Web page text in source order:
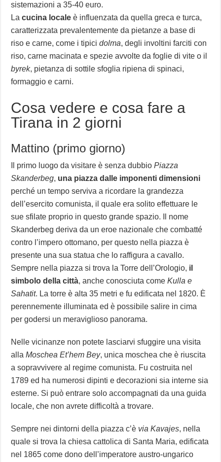
sistemazioni a 35-40 euro.
Lacucina locale è influenzata da quella greca e turca,
caratterizzata prevalentemente da pietanze a base di
riso e carne, come i tipicidolma, degli involtini farciti con
riso, carne macinata e spezie avvolte da foglie di vite o il
byrek, pietanza di sottile sfoglia ripiena di spinaci,
formaggio e carni.
Cosa vedere e cosa fare a
Tirana in 2 giorni
Mattino (primo giorno)
Il primo luogo da visitare è senza dubbioPiazza
Skanderbeg, una piazza dalle imponenti dimensioni
perché un tempo serviva a ricordare la grandezza
dell’esercito comunista, il quale era solito effettuare le
sue sfilate proprio in questo grande spazio. Il nome
Skanderbeg deriva da un eroe nazionale che combatté
contro l’impero ottomano, per questo nella piazza è
presente una sua statua che lo raffigura a cavallo.
Sempre nella piazza si trova la Torre dell’Orologio, il
simbolo della città, anche conosciuta comeKulla e
Sahatit. La torre è alta 35 metri e fu edificata nel 1820. È
perennemente illuminata ed è possibile salire in cima
per godersi un meraviglioso panorama.
Nelle vicinanze non potete lasciarvi sfuggire una visita
allaMoschea Et’hem Bey, unica moschea che è riuscita
a sopravvivere al regime comunista. Fu costruita nel
1789 ed ha numerosi dipinti e decorazioni sia interne sia
esterne. Si può entrare solo accompagnati da una guida
locale, che non avrete difficoltà a trovare.
Sempre nei dintorni della piazza c’è via Kavajes, nella
quale si trova la chiesa cattolica di Santa Maria, edificata
nel 1865 come dono dell’imperatore austro-ungarico